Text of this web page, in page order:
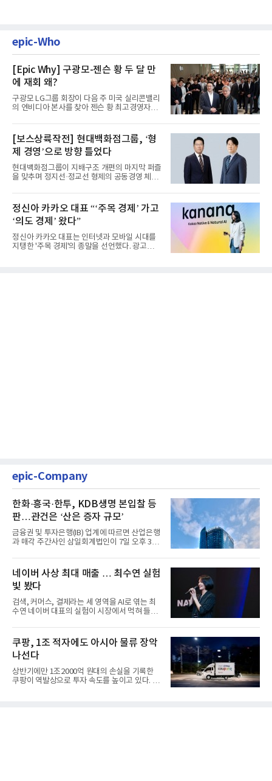
epic-Who
[Epic Why] 구광모-젠슨 황 두 달 만
에 재회 왜?
구광모 LG그룹 회장이 다음 주 미국 실리콘밸리
의 엔비디아 본사를 찾아 젠슨 황 최고경영자
[보스상륙작전] 현대백화점그룹, ‘형
제 경영’으로 방향 틀었다
현대백화점그룹이 지배구조 개편의 마지막 퍼즐
을 맞추며 정지선·정교선 형제의 공동경영 체제
정신아 카카오 대표 “‘주목 경제’ 가고
‘의도 경제’ 왔다”
정신아 카카오 대표는 인터넷과 모바일 시대를
지탱한 '주목 경제'의 종말을 선언했다. 광고를
epic-Company
한화·흥국·한투, KDB생명 본입찰 등
판…관건은 ‘산은 증자 규모’
금융권 및 투자은행(IB) 업계에 따르면 산업은행
과 매각 주간사인 삼일회계법인이 7일 오후 3시
네이버 사상 최대 매출 … 최수연 실험
빛 봤다
검색, 커머스, 결제라는 세 영역을 AI로 엮는 최
수연 네이버 대표의 실험이 시장에서 먹혀 들어
쿠팡, 1조 적자에도 아시아 물류 장악
나선다
상반기에만 1조2000억 원대의 손실을 기록한
쿠팡이 역발상으로 투자 속도를 높이고 있다. 이